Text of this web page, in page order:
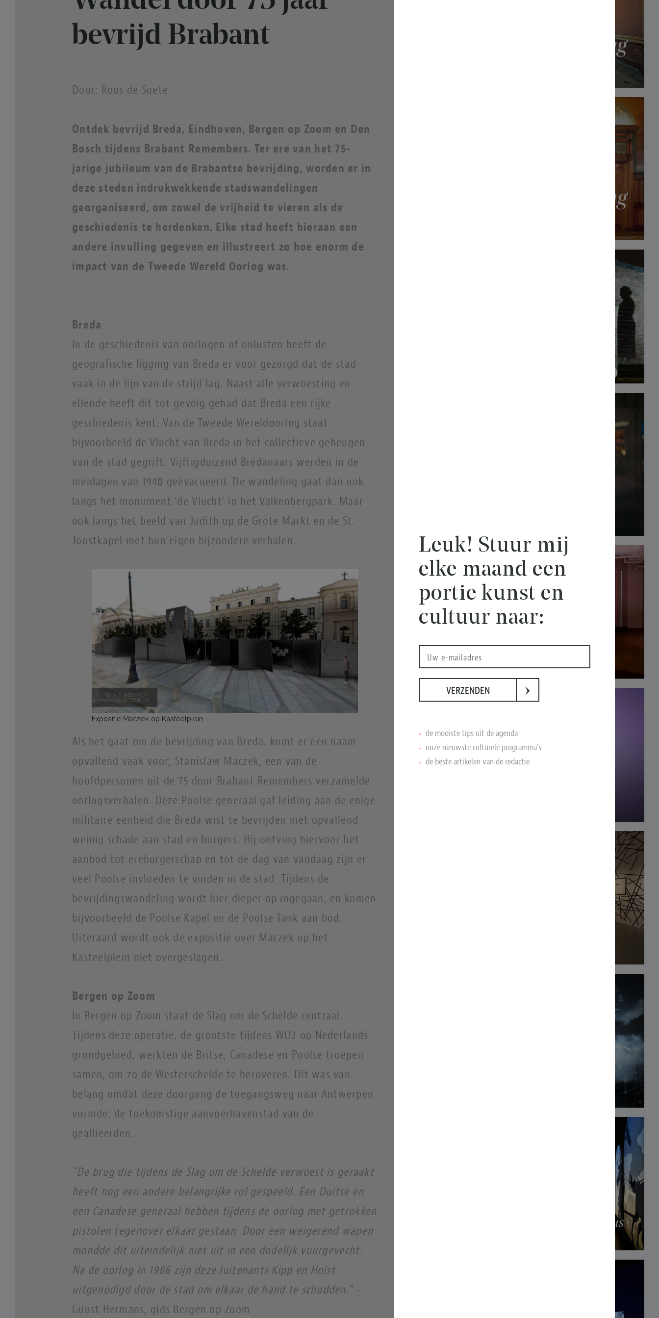
bevrijd Brabant
Door: Roos de Soete
Ontdek bevrijd Breda, Eindhoven, Bergen op Zoom en Den
Bosch tijdens Brabant Remembers. Ter ere van het 75-
jarige jubileum van de Brabantse bevrijding, worden er in
deze steden indrukwekkende stadswandelingen
georganiseerd, om zowel de vrijheid te vieren als de
geschiedenis te herdenken. Elke stad heeft hieraan een
andere invulling gegeven en illustreert zo hoe enorm de
impact van de Tweede Wereld Oorlog was.
Breda
In de geschiedenis van oorlogen of onlusten heeft de
geografische ligging van Breda er voor gezorgd dat de stad
vaak in de lijn van de strijd lag. Naast alle verwoesting en
ellende heeft dit tot gevolg gehad dat Breda een rijke
geschiedenis kent. Van de Tweede Wereldoorlog staat
bijvoorbeeld de Vlucht van Breda in het collectieve geheugen
van de stad gegrift. Vijftigduizend Bredanaars werden in de
meidagen van 1940 geëvacueerd. De wandeling gaat dan ook
langs het monument ‘de Vlucht’ in het Valkenbergpark. Maar
ook langs het beeld van Judith op de Grote Markt en de St.
Joostkapel met hun eigen bijzondere verhalen.
Expositie Maczek op Kasteelplein
Als het gaat om de bevrijding van Breda, komt er één naam
opvallend vaak voor; Stanislaw Maczek, een van de
hoofdpersonen uit de 75 door Brabant Remembers verzamelde
oorlogsverhalen. Deze Poolse generaal gaf leiding aan de enige
militaire eenheid die Breda wist te bevrijden met opvallend
weinig schade aan stad en burgers. Hij ontving hiervoor het
aanbod tot ereburgerschap en tot de dag van vandaag zijn er
veel Poolse invloeden te vinden in de stad. Tijdens de
bevrijdingswandeling wordt hier dieper op ingegaan, en komen
bijvoorbeeld de Poolse Kapel en de Poolse Tank aan bod.
Uiteraard wordt ook de expositie over Maczek op het
Kasteelplein niet overgeslagen.
Bergen op Zoom
In Bergen op Zoom staat de Slag om de Schelde centraal.
Tijdens deze operatie, de grootste tijdens WO2 op Nederlands
grondgebied, werkten de Britse, Canadese en Poolse troepen
samen, om zo de Westerschelde te heroveren. Dit was van
belang omdat deze doorgang de toegangsweg naar Antwerpen
vormde; de toekomstige aanvoerhavenstad van de
geallieerden.
"De brug die tijdens de Slag om de Schelde verwoest is geraakt
heeft nog een andere belangrijke rol gespeeld. Een Duitse en
een Canadese generaal hebben tijdens de oorlog met getrokken
pistolen tegenover elkaar gestaan. Door een weigerend wapen
mondde dit uiteindelijk niet uit in een dodelijk vuurgevecht.
Na de oorlog in 1986 zijn deze luitenants Kipp en Holst
uitgenodigd door de stad om elkaar de hand te schudden."-
Guust Hermans, gids Bergen op Zoom
Leuk! Stuur mij
elke maand een
portie kunst en
cultuur naar:
VERZENDEN ›
de mooiste tips uit de agenda
onze nieuwste culturele programma's
de beste artikelen van de redactie